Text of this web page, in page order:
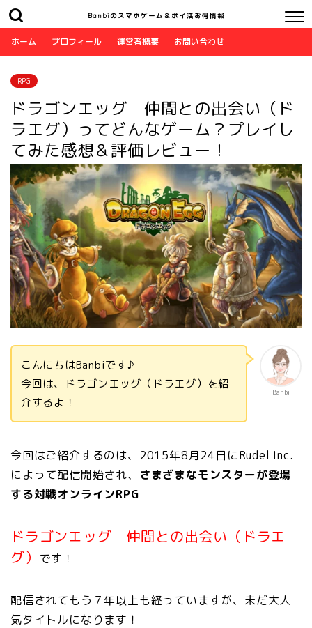
Banbiのスマホゲーム＆ポイ活お得情報
ホーム プロフィール 運営者概要 お問い合わせ
RPG
ドラゴンエッグ 仲間との出会い（ド
ラエグ）ってどんなゲーム？プレイし
てみた感想＆評価レビュー！
Banbi
こんにちはBanbiです♪
今回は、ドラゴンエッグ（ドラエグ）を紹
介するよ！
今回はご紹介するのは、2015年8月24日にRudel Inc.
によって配信開始され、 さまざまなモンスターが登場
する対戦オンラインRPG
ドラゴンエッグ 仲間との出会い（ドラエ
グ）
です！
配信されてもう７年以上も経っていますが、未だ大人
気タイトルになります！